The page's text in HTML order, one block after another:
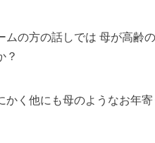
ムの方の話しでは 母が高齢
？
かく他にも母のようなお年